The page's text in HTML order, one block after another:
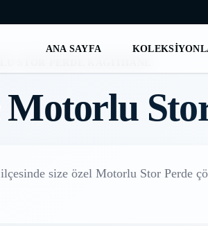
ANA SAYFA
Motorlu
ilçesinde size özel Motorlu Stor Perde